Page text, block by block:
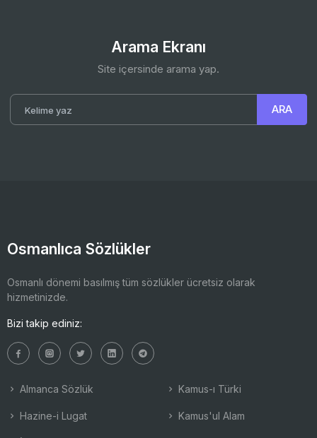
Arama Ekranı
Site içersinde arama yap.
Osmanlıca Sözlükler
Osmanlı dönemi basılmış tüm sözlükler ücretsiz olarak
hizmetinizde.
Bizi takip ediniz:
Almanca Sözlük
Hazine-i Lugat
Kamus-ı Türki
Kamus'ul Alam